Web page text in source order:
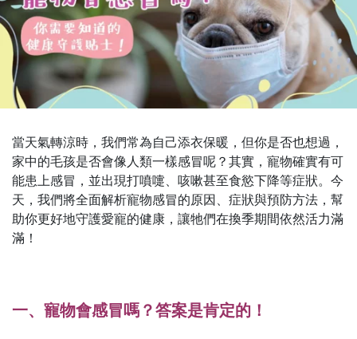
當天氣轉涼時，我們常為自己添衣保暖，但你是否也想過，
家中的毛孩是否會像人類一樣感冒呢？其實，寵物確實有可
能患上感冒，並出現打噴嚏、咳嗽甚至食慾下降等症狀。今
天，我們將全面解析寵物感冒的原因、症狀與預防方法，幫
助你更好地守護愛寵的健康，讓牠們在換季期間依然活力滿
滿！
一、寵物會感冒嗎？答案是肯定的！